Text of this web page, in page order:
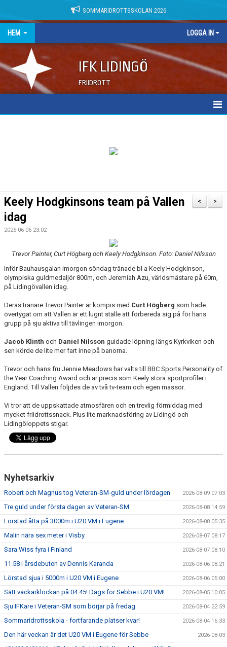
SOMMARIDROTTSSKOLAN 2026
HEM LOGGA IN
IFK LIDINGÖ
FRIIDROTT
>
<
Keely Hodgkinsons team på Vallen
idag
2026-06-06 23:02
Trevor Painter, Curt Högberg och Keely Hodgkinson. Foto: Daniel Nilsson
Inför Bauhausgalan imorgon söndag tränade bl a Keely Hodgkinson,
olympiska guldmedaljör 800m, och Jeremiah Azu, världsmästare på 60m,
på Lidingövallen idag.
Deras tränare Trevor Painter är kompis med Curt Högberg som hade
övertygat om att Vallen är ett lugnt ställe att förbereda sig på för hans
grupp på sju aktiva till tävlingen imorgon.
Jacob Klinth och Daniel Nilsson guidade löpning längs Kyrkviken och
sen körde de lite mer fart inne på banorna.
Trevor och hans fru Jennie Meadows har valts till BBC Sports Personality of
the Year Coaching Award och är precis som Keely stora sportprofiler i
England. Till Vallen följdes de av två tv-team och egen massör.
Vi tror att de uppskattade atmosfären och en trevlig förmiddag med
mycket friidrottssnack. Plus lite marknadsföring av Lidingö och
Lidingöloppets stigar.
Nyhetsarkiv
Robert och Magnus tog Veteran-SM-guld under lördagen 2026-08-09 07:03
Tre guld under första dagen av Veteran-SM 2026-08-08 14:59
Lörstad åtta på 3000m i U20 VM i Eugene 2026-08-08 05:35
Malin nära sex meter i Visby 2026-08-07 08:17
Sara Wiss fyra i Finland 2026-08-07 08:10
11.58 i årsdebuten av Dennis Karanda 2026-08-06 08:21
Lörstad sjua i 5000m i U20 VM i Eugene 2026-08-06 05:00
Sätt väckarklockan på 04.45! Dags för Sebbe i U20 VM! 2026-08-05 10:05
Sju IFKare i Veteran-SM som börjar på fredag 2026-08-04 22:59
Sommaridrottsskola - fortfarande platser kvar! 2026-08-04 16:33
Den här veckan är det U20 VM i Eugene för Sebbe 2026-08-03